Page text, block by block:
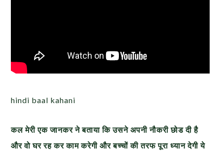
hindi baal kahani
कल मेरी एक जानकर ने बताया कि उसने अपनी नौकरी छोड दी है
और वो घर रह कर काम करेगी और बच्चों की तरफ पूरा ध्यान देगी ये